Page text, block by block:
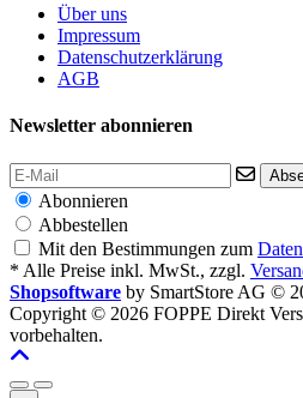
Über uns
Impressum
Datenschutzerklärung
AGB
Newsletter abonnieren
Abonnieren
Abbestellen
Mit den Bestimmungen zum
* Alle Preise inkl. MwSt., zzgl.
Shopsoftware by SmartStore AG ©
Copyright © 2026 FOPPE Direkt
vorbehalten.